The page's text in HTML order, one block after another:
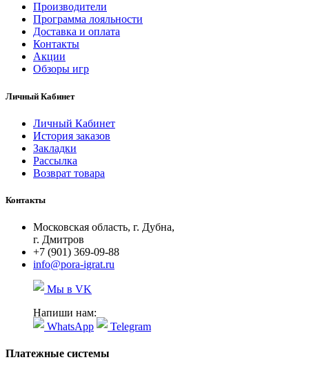
Производители
Программа лояльности
Доставка и оплата
Контакты
Акции
Обзоры игр
Личный Кабинет
Личный Кабинет
История заказов
Закладки
Рассылка
Возврат товара
Контакты
Московская область, г. Дубна,
г. Дмитров
+7 (901) 369-09-88
info@pora-igrat.ru
Мы в VK
Напиши нам:
WhatsApp
Telegram
Платежные системы